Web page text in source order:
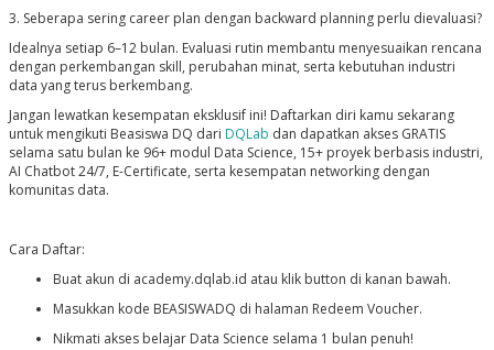
3. Seberapa sering career plan dengan backward planning perlu dievaluasi?
Idealnya setiap 6–12 bulan. Evaluasi rutin membantu menyesuaikan rencana
dengan perkembangan skill, perubahan minat, serta kebutuhan industri
data yang terus berkembang.
Jangan lewatkan kesempatan eksklusif ini! Daftarkan diri kamu sekarang
untuk mengikuti Beasiswa DQ dari DQLab dan dapatkan akses GRATIS
selama satu bulan ke 96+ modul Data Science, 15+ proyek berbasis industri,
AI Chatbot 24/7, E-Certificate, serta kesempatan networking dengan
komunitas data.
Cara Daftar:
Buat akun di academy.dqlab.id atau klik button di kanan bawah.
Masukkan kode BEASISWADQ di halaman Redeem Voucher.
Nikmati akses belajar Data Science selama 1 bulan penuh!